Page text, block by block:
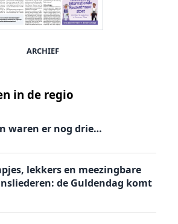
ARCHIEF
in de regio
waren er nog drie…
lekkers en meezingbare
de Guldendag komt